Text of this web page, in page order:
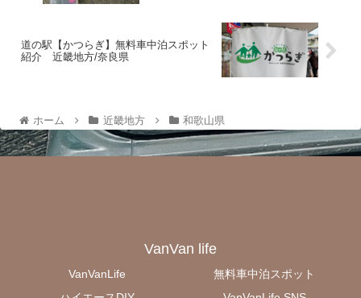
道の駅【かつらぎ】無料車中泊スポット
紹介 近畿地方/奈良県
ホーム 近畿地方 和歌山県
VanVan life
VanVanLife
無料車中泊スポット